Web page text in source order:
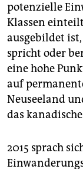
potenzielle
Klassen
ausgebildet
spricht oder
eine hohe
auf
Neuseeland
das
2015 sprach